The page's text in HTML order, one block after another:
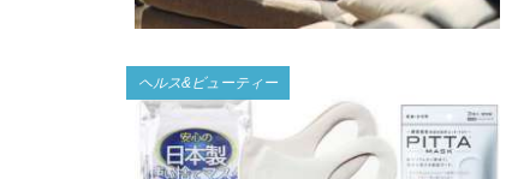
ヘルス&ビューティー